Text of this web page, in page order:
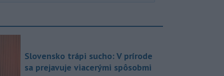
Slovensko trápi sucho: V prírode
sa prejavuje viacerými spôsobmi